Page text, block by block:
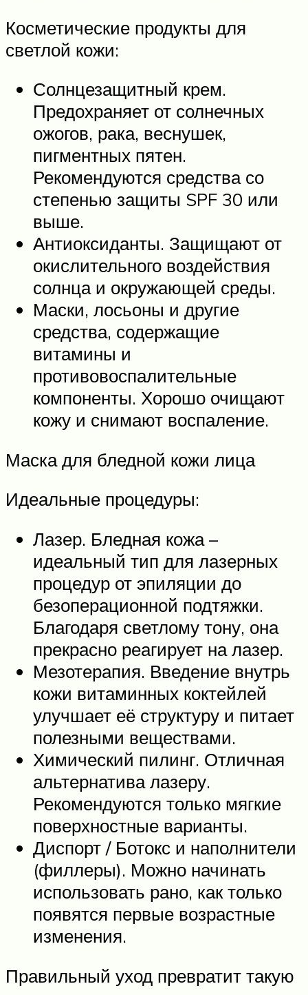
Косметические продукты для
светлой кожи:
Солнцезащитный крем.
Предохраняет от солнечных
ожогов, рака, веснушек,
пигментных пятен.
Рекомендуются средства со
степенью защиты SPF 30 или
выше.
Антиоксиданты. Защищают от
окислительного воздействия
солнца и окружающей среды.
Маски, лосьоны и другие
средства, содержащие
витамины и
противовоспалительные
компоненты. Хорошо очищают
кожу и снимают воспаление.
Маска для бледной кожи лица
Идеальные процедуры:
Лазер. Бледная кожа –
идеальный тип для лазерных
процедур от эпиляции до
безоперационной подтяжки.
Благодаря светлому тону, она
прекрасно реагирует на лазер.
Мезотерапия. Введение внутрь
кожи витаминных коктейлей
улучшает её структуру и питает
полезными веществами.
Химический пилинг. Отличная
альтернатива лазеру.
Рекомендуются только мягкие
поверхностные варианты.
Диспорт / Ботокс и наполнители
(филлеры). Можно начинать
использовать рано, как только
появятся первые возрастные
изменения.
Правильный уход превратит такую